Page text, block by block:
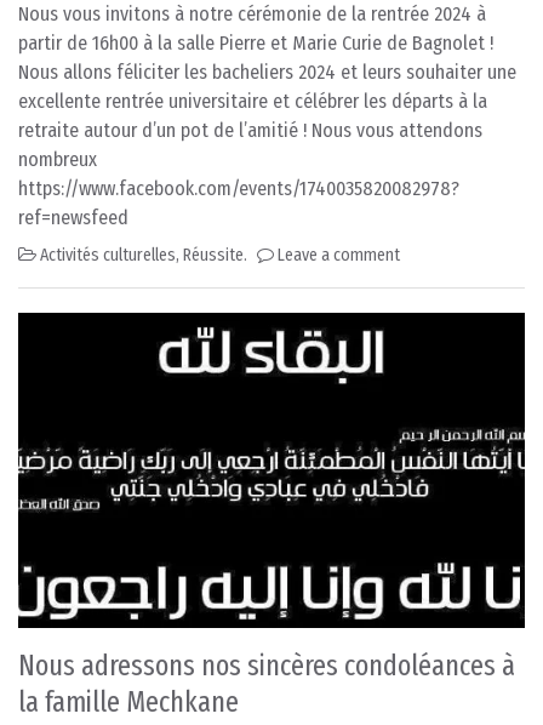
Nous vous invitons à notre cérémonie de la rentrée 2024 à
partir de 16h00 à la salle Pierre et Marie Curie de Bagnolet !
Nous allons féliciter les bacheliers 2024 et leurs souhaiter une
excellente rentrée universitaire et célébrer les départs à la
retraite autour d’un pot de l’amitié ! Nous vous attendons
nombreux
https://www.facebook.com/events/1740035820082978?
ref=newsfeed
Activités culturelles, Réussite. Leave a comment
Nous adressons nos sincères condoléances à
la famille Mechkane